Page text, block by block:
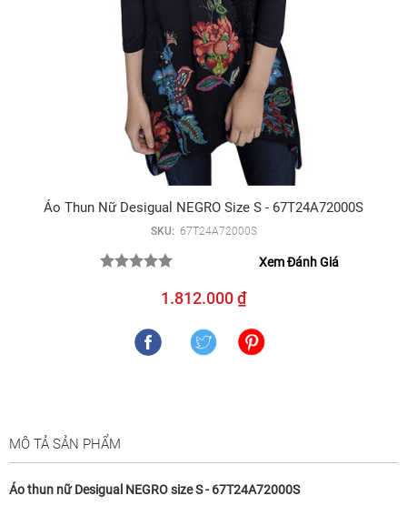
Áo Thun Nữ Desigual NEGRO Size S - 67T24A72000S
SKU: 67T24A72000S
Xem Đánh Giá
1.812.000 ₫
MÔ TẢ SẢN PHẨM
Áo thun nữ Desigual NEGRO size S - 67T24A72000S